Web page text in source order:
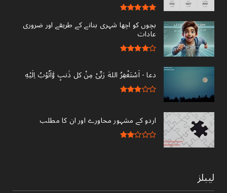
بچوں کو اچھا شہری بنانے کے طریقے اور ضروری
عادات
دعا - ‎اَسْتَغْفِرُ اللهَ رَبِّىْ مِنْ کل ذَنبٍ وَّاَتُوْبُ اِلَيْهِ
اردو کے مشہور محاورے اور ان کا مطلب
لیبلز